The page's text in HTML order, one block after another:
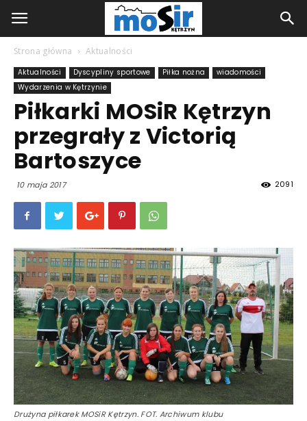
Strona główna Aktualności
Aktualności Dyscypliny sportowe Piłka nożna
wiadomości
Wydarzenia w Kętrzynie
Piłkarki MOSiR Kętrzyn
przegrały z Victorią
Bartoszyce
10 maja 2017 2091
Drużyna piłkarek MOSiR Kętrzyn. FOT. Archiwum klubu